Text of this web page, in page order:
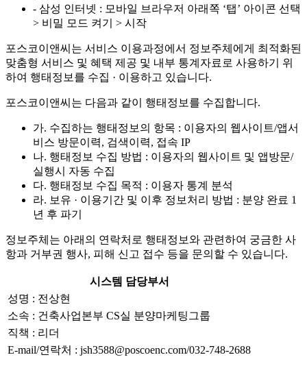
- 삼성 인터넷 : 모바일 브라우저 아래쪽 ‘탭’ 아이콘 선택
> 비밀 모드 켜기 > 시작
포스코이앤씨는 서비스 이용과정에서 정보주체에게 최적화된
맞춤형 서비스 및 혜택 제공 및 내부 통계자료로 사용하기 위
하여 행태정보를 수집 · 이용하고 있습니다.
포스코이앤씨는 다음과 같이 행태정보를 수집합니다.
가. 수집하는 행태정보의 항목 : 이용자의 웹사이트/앱서
비스 방문이력, 검색이력, 접속 IP
나. 행태정보 수집 방법 : 이용자의 웹사이트 및 앱방문/
실행시 자동 수집
다. 행태정보 수집 목적 : 이용자 통계 분석
라. 보유 · 이용기간 및 이후 정보처리 방법 : 분양 완료 1
년 후 파기
정보주체는 아래의 연락처로 행태정보와 관련하여 궁금한 사
항과 거부권 행사, 피해 신고 접수 등을 문의할 수 있습니다.
시스템 담당부서
성명 : 전상현
소속 : 건축사업본부 CS실 분양마케팅그룹
직책 : 리더
E-mail/연락처 : jsh3588@poscoenc.com/032-748-2688